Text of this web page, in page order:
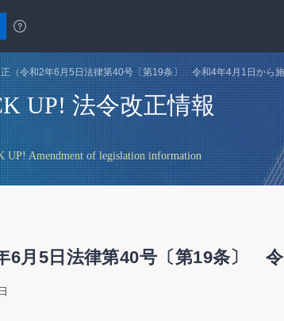
UP! 法令改正情報
UP! Amendment of legislation information
（令和2年6月5日法律第40号〔第19条〕 令和4年4月1日から
6月5日法律第40号〔第19条〕 令